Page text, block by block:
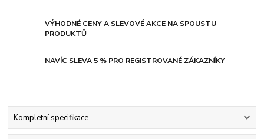
VÝHODNÉ CENY A SLEVOVÉ AKCE NA SPOUSTU
PRODUKTŮ
NAVÍC SLEVA 5 % PRO REGISTROVANÉ ZÁKAZNÍKY
Kompletní specifikace